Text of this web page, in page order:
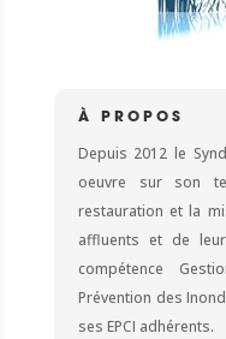
À PROPOS
Depuis 2012 le
oeuvre sur son
restauration et la
affluents et de
compétence
Prévention des
ses EPCI adhérents.